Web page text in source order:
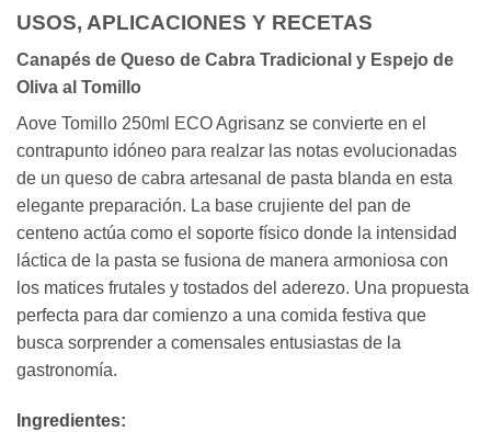
USOS, APLICACIONES Y RECETAS
Canapés de Queso de Cabra Tradicional y Espejo de
Oliva al Tomillo
Aove Tomillo 250ml ECO Agrisanz se convierte en el
contrapunto idóneo para realzar las notas evolucionadas
de un queso de cabra artesanal de pasta blanda en esta
elegante preparación. La base crujiente del pan de
centeno actúa como el soporte físico donde la intensidad
láctica de la pasta se fusiona de manera armoniosa con
los matices frutales y tostados del aderezo. Una propuesta
perfecta para dar comienzo a una comida festiva que
busca sorprender a comensales entusiastas de la
gastronomía.
Ingredientes: